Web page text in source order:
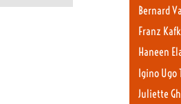
Bernard
Franz
Haneen
Igino Ugo
Juliette